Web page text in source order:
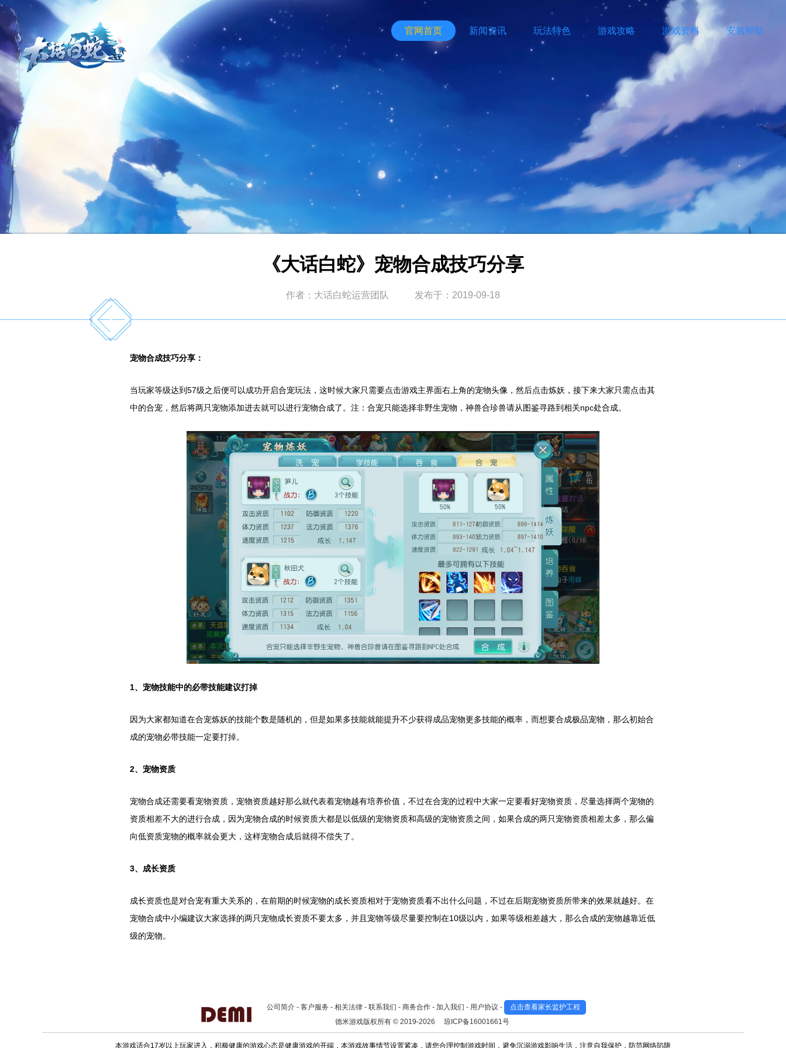
安装帮助
游戏资料
游戏攻略
玩法特色
新闻资讯
官网首页
《大话白蛇》宠物合成技巧分享
作者：大话白蛇运营团队 发布于：2019-09-18
宠物合成技巧分享：
当玩家等级达到57级之后便可以成功开启合宠玩法，这时候大家只需要点击游戏主界面右上角的宠物头像，然后点击炼妖，接下来大家只需点击其
中的合宠，然后将两只宠物添加进去就可以进行宠物合成了。注：合宠只能选择非野生宠物，神兽合珍兽请从图鉴寻路到相关npc处合成。
1、宠物技能中的必带技能建议打掉
因为大家都知道在合宠炼妖的技能个数是随机的，但是如果多技能就能提升不少获得成品宠物更多技能的概率，而想要合成极品宠物，那么初始合
成的宠物必带技能一定要打掉。
2、宠物资质
宠物合成还需要看宠物资质，宠物资质越好那么就代表着宠物越有培养价值，不过在合宠的过程中大家一定要看好宠物资质，尽量选择两个宠物的
资质相差不大的进行合成，因为宠物合成的时候资质大都是以低级的宠物资质和高级的宠物资质之间，如果合成的两只宠物资质相差太多，那么偏
向低资质宠物的概率就会更大，这样宠物合成后就得不偿失了。
3、成长资质
成长资质也是对合宠有重大关系的，在前期的时候宠物的成长资质相对于宠物资质看不出什么问题，不过在后期宠物资质所带来的效果就越好。在
宠物合成中小编建议大家选择的两只宠物成长资质不要太多，并且宠物等级尽量要控制在10级以内，如果等级相差越大，那么合成的宠物越靠近低
级的宠物。
公司简介 - 客户服务 - 相关法律 - 联系我们 - 商务合作 - 加入我们 - 用户协议 -
点击查看家长监护工程
德米游戏版权所有 © 2019-2026
琼ICP备16001661号
本游戏适合17岁以上玩家进入，积极健康的游戏心态是健康游戏的开端，本游戏故事情节设置紧凑，请您合理控制游戏时间，避免沉溺游戏影响生活，注意自我保护，防范网络陷阱